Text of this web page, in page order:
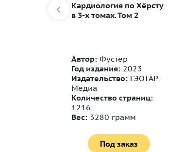
Кардиология по Хёрсту
в 3-х томах. Том 2
Автор: Фустер
Год издания: 2023
Издательство: ГЭОТАР-
Медиа
Количество страниц:
1216
Вес: 3280 грамм
Под заказ